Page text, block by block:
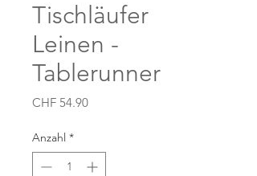
Tischläufer
Leinen -
Tablerunner
CHF 54.90Preis
Anzahl *